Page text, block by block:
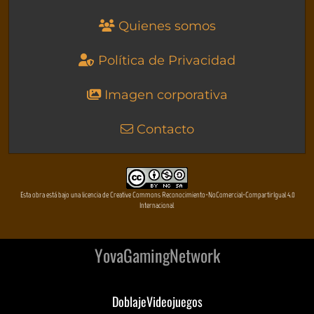
Quienes somos
Política de Privacidad
Imagen corporativa
Contacto
Esta obra está bajo una licencia de Creative Commons Reconocimiento-NoComercial-CompartirIgual 4.0
Internacional
YovaGamingNetwork
DoblajeVideojuegos